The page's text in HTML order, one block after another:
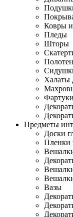
Ковры
Пледы
Шторы
Халаты
Фартуки
Предметы
Доски
Пленки
Вазы